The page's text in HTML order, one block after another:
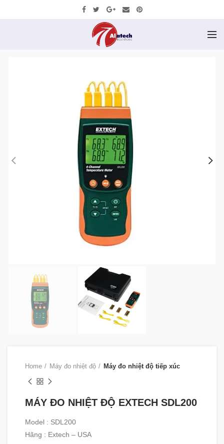
Home Máy đo nhiệt độ Máy đo nhiệt độ tiếp xúc
MÁY ĐO NHIỆT ĐỘ EXTECH SDL200
Model : SDL200
Hãng : Extech – USA